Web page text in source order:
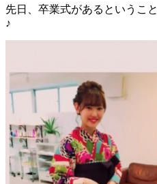
先日、卒業式があるというこ
♪